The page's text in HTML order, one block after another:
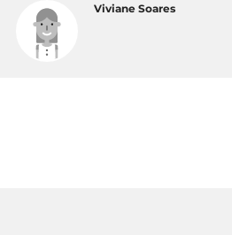
Viviane Soares